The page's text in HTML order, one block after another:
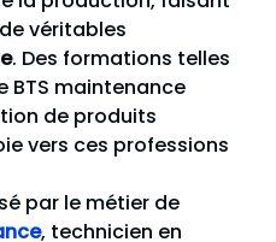
véritables
. Des formations telles
BTS maintenance
de produits
vers ces professions
par le métier de
, technicien en